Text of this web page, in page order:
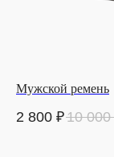
Мужской ремень
2 800 ₽10 000